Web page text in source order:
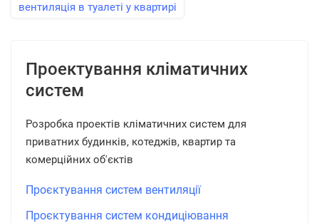
вентиляція в туалеті у квартирі
Проектування кліматичних
систем
Розробка проектів кліматичних систем для
приватних будинків, котеджів, квартир та
комерційних об'єктів
Проєктування систем вентиляції
Проєктування систем кондиціювання